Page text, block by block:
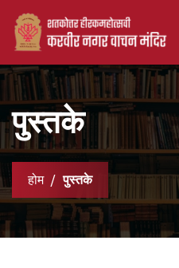
पुस्तके
होम पुस्तके